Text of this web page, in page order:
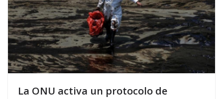
La ONU activa un protocolo de